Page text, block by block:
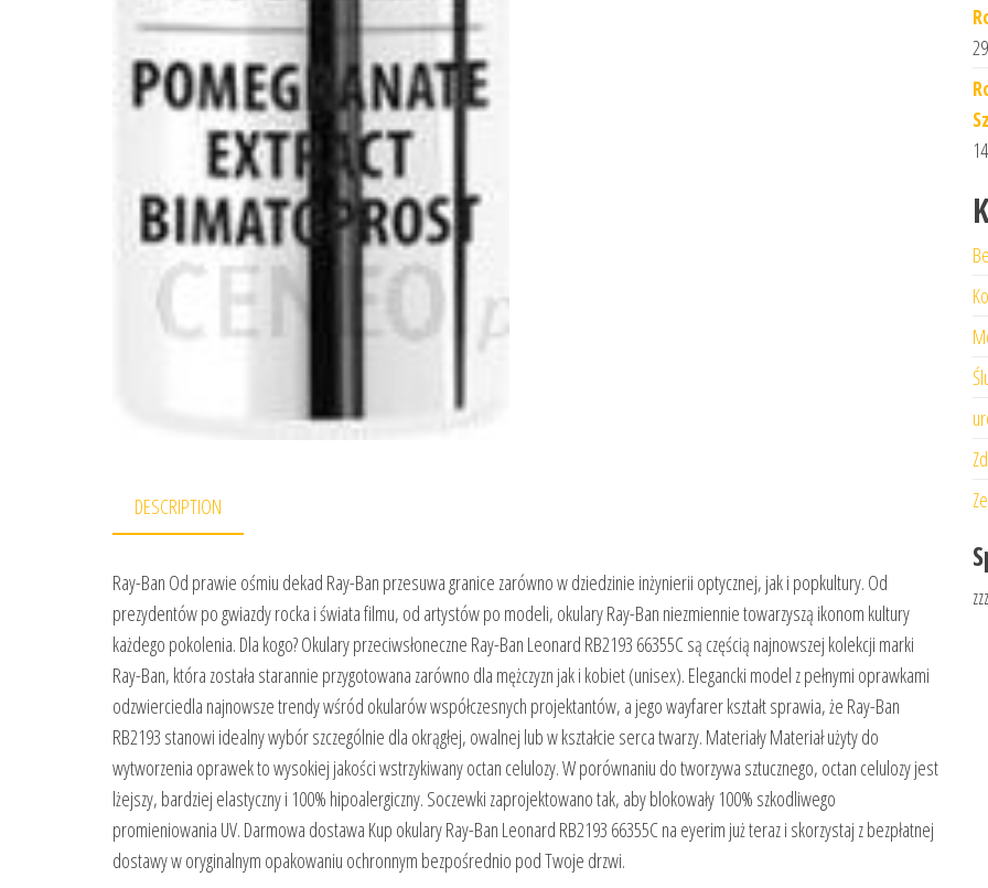
DESCRIPTION
Ray-Ban Od prawie ośmiu dekad Ray-Ban przesuwa granice zarówno w dziedzinie inżynierii optycznej, jak i popkultury. Od
prezydentów po gwiazdy rocka i świata filmu, od artystów po modeli, okulary Ray-Ban niezmiennie towarzyszą ikonom kultury
każdego pokolenia. Dla kogo? Okulary przeciwsłoneczne Ray-Ban Leonard RB2193 66355C są częścią najnowszej kolekcji marki
Ray-Ban, która została starannie przygotowana zarówno dla mężczyzn jak i kobiet (unisex). Elegancki model z pełnymi oprawkami
odzwierciedla najnowsze trendy wśród okularów współczesnych projektantów, a jego wayfarer kształt sprawia, że Ray-Ban
RB2193 stanowi idealny wybór szczególnie dla okrągłej, owalnej lub w kształcie serca twarzy. Materiały Materiał użyty do
wytworzenia oprawek to wysokiej jakości wstrzykiwany octan celulozy. W porównaniu do tworzywa sztucznego, octan celulozy jest
lżejszy, bardziej elastyczny i 100% hipoalergiczny. Soczewki zaprojektowano tak, aby blokowały 100% szkodliwego
promieniowania UV. Darmowa dostawa Kup okulary Ray-Ban Leonard RB2193 66355C na eyerim już teraz i skorzystaj z bezpłatnej
dostawy w oryginalnym opakowaniu ochronnym bezpośrednio pod Twoje drzwi.